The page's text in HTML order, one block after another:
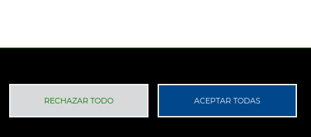
RECHAZAR TODO ACEPTAR TODAS
RGPD